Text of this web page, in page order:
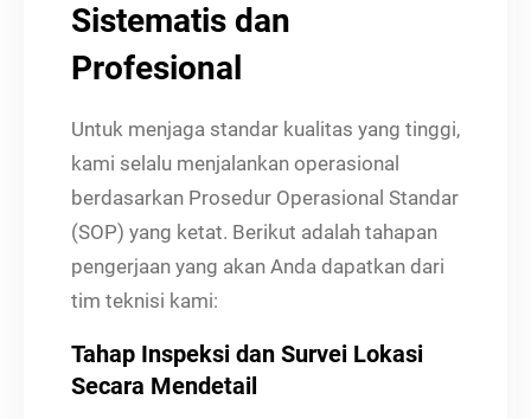
Sistematis dan
Profesional
Untuk menjaga standar kualitas yang tinggi,
kami selalu menjalankan operasional
berdasarkan Prosedur Operasional Standar
(SOP) yang ketat. Berikut adalah tahapan
pengerjaan yang akan Anda dapatkan dari
tim teknisi kami:
Tahap Inspeksi dan Survei Lokasi
Secara Mendetail